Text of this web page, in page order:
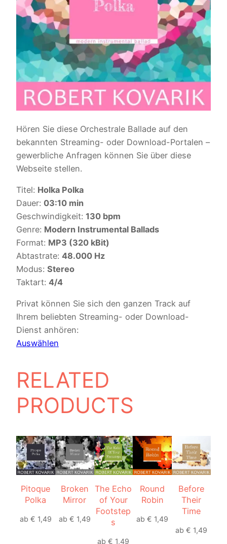
Hören Sie diese Orchestrale Ballade auf den
bekannten Streaming- oder Download-Portalen –
gewerbliche Anfragen können Sie über diese
Webseite stellen.
Titel: Holka Polka
Dauer: 03:10 min
Geschwindigkeit: 130 bpm
Genre: Modern Instrumental Ballads
Format: MP3 (320 kBit)
Abtastrate: 48.000 Hz
Modus: Stereo
Taktart: 4/4
Privat können Sie sich den ganzen Track auf
Ihrem beliebten Streaming- oder Download-
Dienst anhören:
Auswählen
RELATED
PRODUCTS
Pitoque
Polka
ab € 1,49
Broken
Mirror
ab € 1,49
The Echo
of Your
Footstep
s
ab€ 1,49
Round
Robin
ab€ 1,49
Before
Their
Time
ab€ 1,49